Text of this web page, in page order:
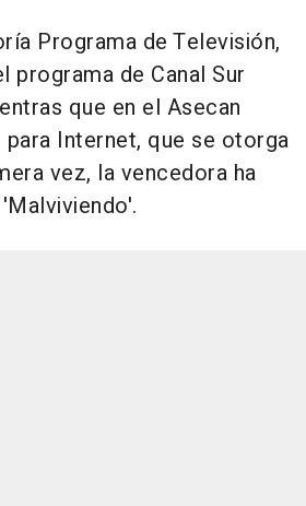
Programa de Televisión,
programa de Canal Sur
que en el Asecan
para Internet, que se otorga
vez, la vencedora ha